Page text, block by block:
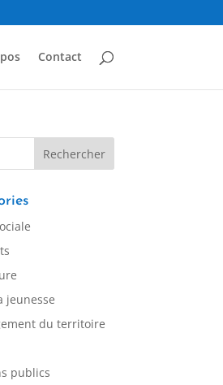
Contact
jeunesse
du territoire
publics